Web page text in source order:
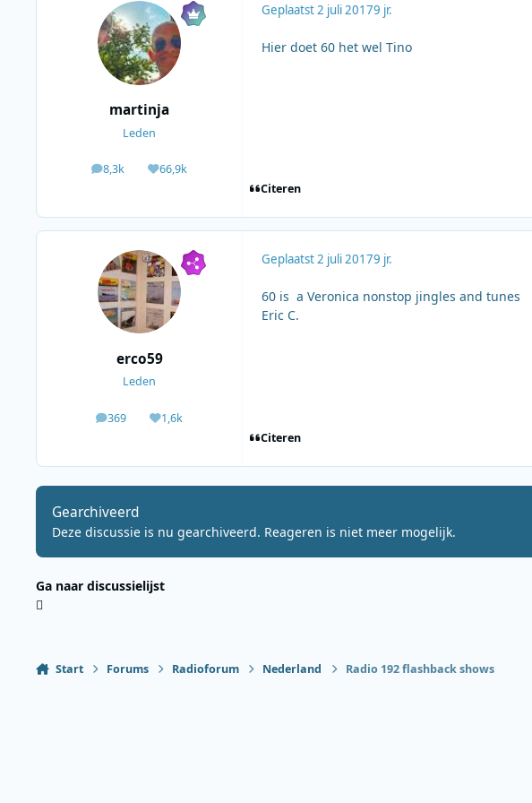
martinja
Leden
8,3k
berichten66,9k
Waardering
Geplaatst2 juli 20179 jr.
Hier doet 60 het wel Tino
Citeren
erco59
Leden
369
berichten1,6k
Waardering
Geplaatst2 juli 20179 jr.
60 is a Veronica nonstop jingles and tunes
Eric C.
Citeren
Gearchiveerd
Deze discussie is nu gearchiveerd. Reageren is niet meer mogelijk.
Ga naar discussielijst
Start Forums Radioforum Nederland Radio 192 flashback shows